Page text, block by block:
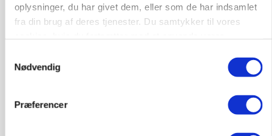
oplysninger, du har givet dem, eller som de har indsamlet
fra din brug af deres tjenester. Du samtykker til vores
Nødvendig
Præferencer
MASKINER
Forserie til selvkørende skårlægger afprøves i år
Markvandring sætter fokus på elefantgræs